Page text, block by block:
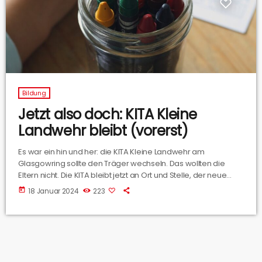
Bildung
Jetzt also doch: KITA Kleine
Landwehr bleibt (vorerst)
Es war ein hin und her: die KITA Kleine Landwehr am
Glasgowring sollte den Träger wechseln. Das wollten die
Eltern nicht. Die KITA bleibt jetzt an Ort und Stelle, der neue
Träger "Lebendig Lernen e.V." zieht erst kommendes Jahr in
today 18 Januar 2024 223